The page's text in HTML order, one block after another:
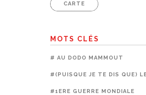
CARTE
MOTS CLÉS
# AU DODO MAMMOUT
#(PUISQUE JE TE DIS QUE)
#1ERE GUERRE MONDIALE